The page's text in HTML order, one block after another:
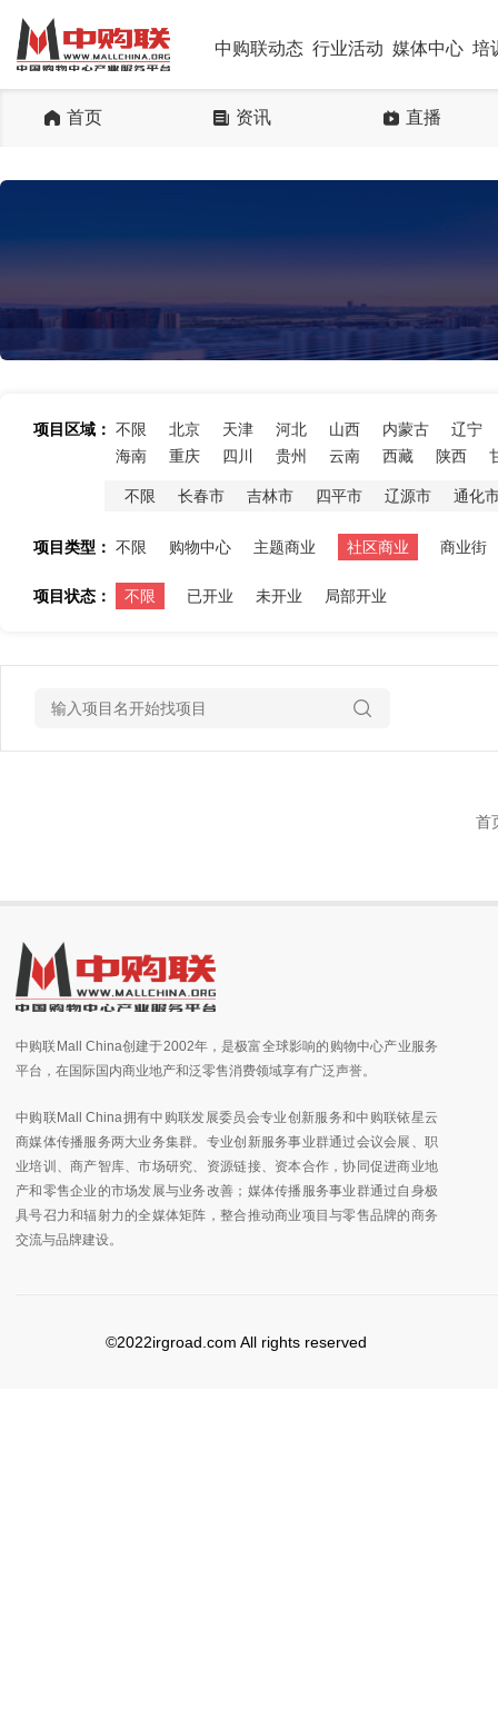
中购联动态 行业活动 媒体中心 培
首页 资讯 直播
项目区域： 不限 北京 天津 河北 山西 内蒙古
辽宁
海南
重庆 四川 贵州 云南 西藏 陕西
不限 长春市 吉林市 四平市 辽源市 通化
项目类型： 不限 购物中心 主题商业 社区商业 商业街
项目状态： 不限 已开业 未开业 局部开业
首
中购联Mall China创建于2002年，是极富全球影响的购物中心产业服务
平台，在国际国内商业地产和泛零售消费领域享有广泛声誉。
中购联Mall China拥有中购联发展委员会专业创新服务和中购联铱星云
商媒体传播服务两大业务集群。专业创新服务事业群通过会议会展、职
业培训、商产智库、市场研究、资源链接、资本合作，协同促进商业地
产和零售企业的市场发展与业务改善；媒体传播服务事业群通过自身极
具号召力和辐射力的全媒体矩阵，整合推动商业项目与零售品牌的商务
交流与品牌建设。
©2022irgroad.com All rights reserved